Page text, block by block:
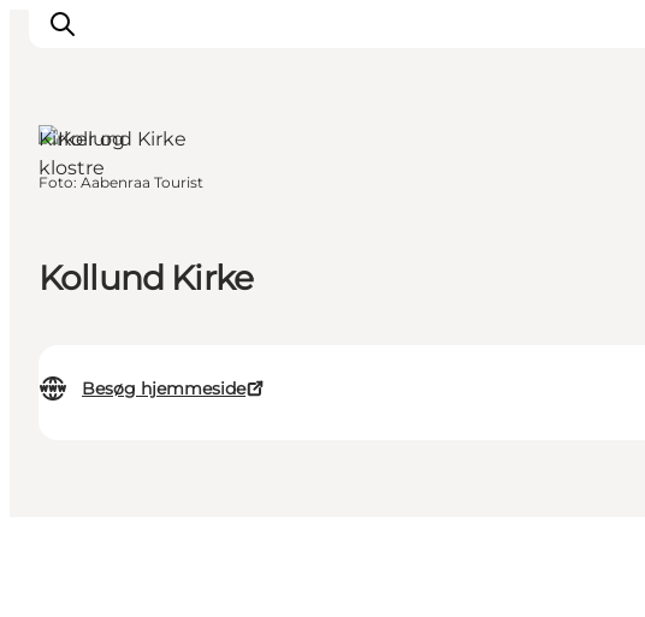
Det sker
Booking
Kollund Kirke
Besøg hjemmeside
Kirker og
klostre
Foto: Aabenraa Tourist